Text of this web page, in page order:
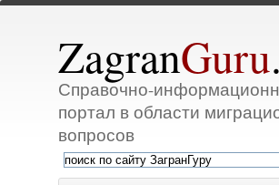
ZagranGuru
Справочно-
портал в области
вопросов